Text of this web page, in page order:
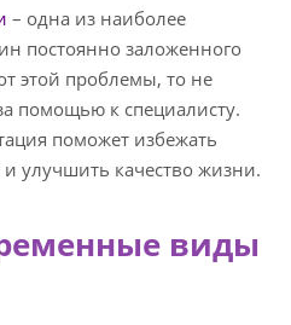
– одна из наиболее
постоянно заложенного
этой проблемы, то не
помощью к специалисту.
поможет избежать
улучшить качество жизни.
виды